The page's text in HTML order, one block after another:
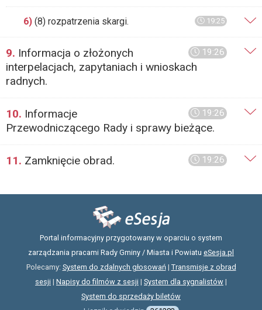
19:25
6) (8) rozpatrzenia skargi.
19:26
9. Informacja o złożonych
interpelacjach, zapytaniach i wnioskach
radnych.
19:26
10. Informacje
Przewodniczącego Rady i sprawy bieżące.
19:26
11. Zamknięcie obrad.
Portal informacyjny przygotowany w oparciu o system
zarządzania pracami Rady Gminy / Miasta i Powiatu eSesja.pl
Polecamy: System do zdalnych głosowań| Transmisje z obrad
sesji | Napisy do filmów z sesji | System dla sygnalistów |
System do sprzedaży biletów